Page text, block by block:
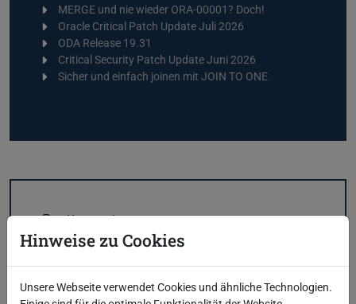
MERGE und nie wieder ORA-00001? Doch!
Oracle Critical Patch Update Juli 2026
ODA Release 19.31
Critical Security Patch Update Juni 2026
Sicher und einfach joinen mit JOIN TO ONE
Kategorien
Anwendungsentwicklung
AWS 3
Azure 5
Hinweise zu Cookies
Unsere Webseite verwendet Cookies und ähnliche Technologien.